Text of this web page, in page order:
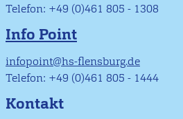
Telefon: +49 (0)461 805 - 1308
Info Point
infopoint@hs-flensburg.de
Telefon: +49 (0)461 805 - 1444
Kontakt